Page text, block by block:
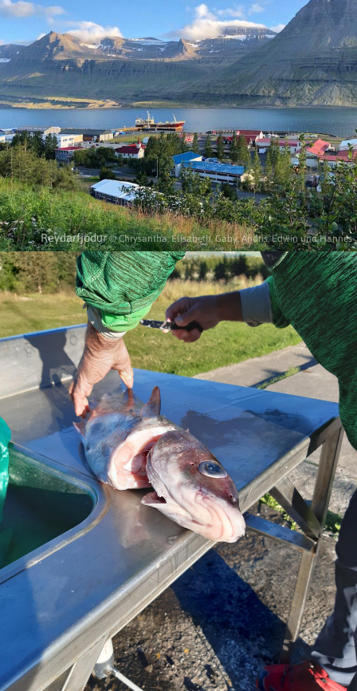
Reydarfjödur© Chrysantha, Elisabeth, Gaby, Andris, Edwin und Hannes